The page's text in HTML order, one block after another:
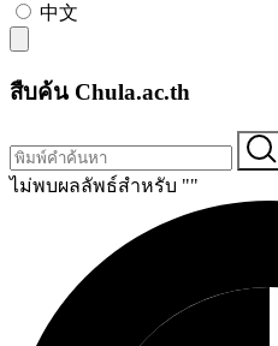
中文
สืบค้น Chula.ac.th
ไม่พบผลลัพธ์สำหรับ ""